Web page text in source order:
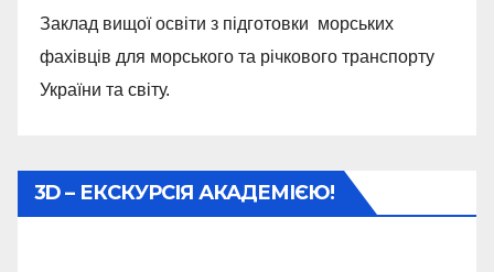
Заклад вищої освіти з підготовки морських
фахівців для морського та річкового транспорту
України та світу.
3D – ЕКСКУРСІЯ АКАДЕМІЄЮ!